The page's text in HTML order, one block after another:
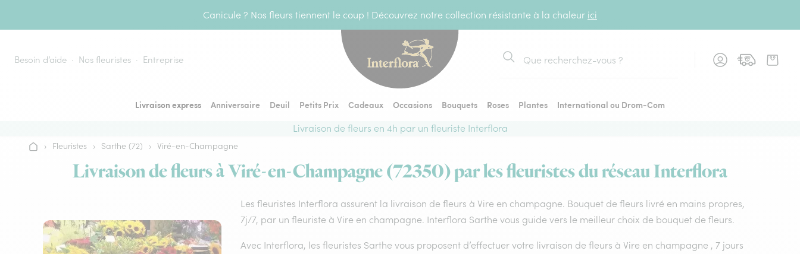
Canicule ? Nos fleurs tiennent le coup ! Découvrez notre collection résistante à la chaleur ici
Besoin d’aide Nos fleuristes Entreprise
Rechercher
Livraison express Anniversaire Deuil Petits Prix Cadeaux Occasions Bouquets Roses Plantes
International ou Drom-Com
Livraison de fleurs en 4h par un fleuriste Interflora
Accueil
› Fleuristes › Sarthe (72) › Viré-en-Champagne
Livraison de fleurs à Viré-en-Champagne (72350) par les fleuristes du réseau Interflora
Les fleuristes Interflora assurent la livraison de fleurs à Vire en champagne. Bouquet de fleurs livré en mains propres,
7j/7, par un fleuriste à Vire en champagne. Interflora Sarthe vous guide vers le meilleur choix de bouquet de fleurs.
Avec Interflora, les fleuristes Sarthe vous proposent d’effectuer votre livraison de fleurs à Vire en champagne , 7 jours